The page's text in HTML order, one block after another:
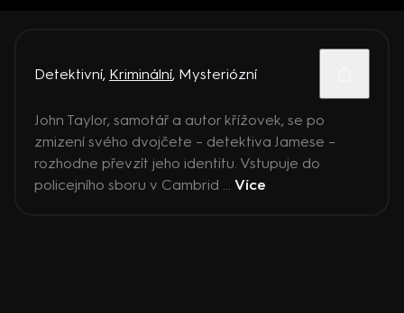
Detektivní, Kriminální, Mysteriózní
John Taylor, samotář a autor křížovek, se po
zmizení svého dvojčete – detektiva Jamese –
rozhodne převzít jeho identitu. Vstupuje do
policejního sboru v Cambrid ... Více